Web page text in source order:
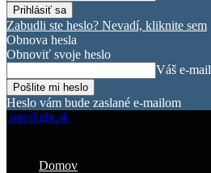
Zabudli ste heslo? Nevadí, kliknite sem
Obnova hesla
Obnoviť svoje heslo
Váš e-mail
Heslo vám bude zaslané e-mailom
interlight.sk
Domov